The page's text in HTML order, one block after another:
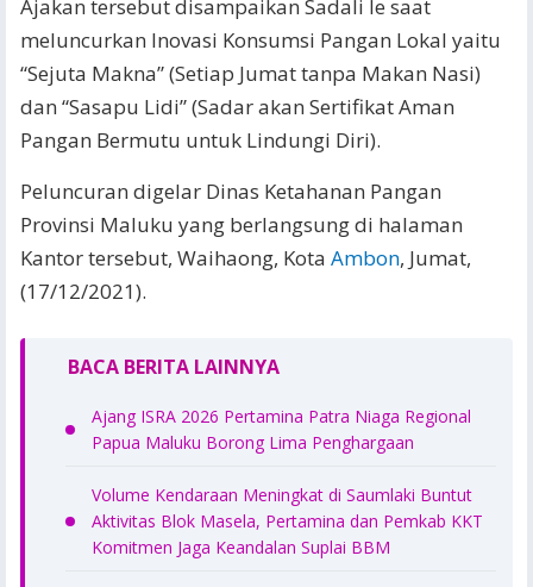
Ajakan tersebut disampaikan Sadali Ie saat
meluncurkan Inovasi Konsumsi Pangan Lokal yaitu
“Sejuta Makna” (Setiap Jumat tanpa Makan Nasi)
dan “Sasapu Lidi” (Sadar akan Sertifikat Aman
Pangan Bermutu untuk Lindungi Diri).
Peluncuran digelar Dinas Ketahanan Pangan
Provinsi Maluku yang berlangsung di halaman
Kantor tersebut, Waihaong, Kota Ambon, Jumat,
(17/12/2021).
BACA BERITA LAINNYA
Ajang ISRA 2026 Pertamina Patra Niaga Regional
Papua Maluku Borong Lima Penghargaan
Volume Kendaraan Meningkat di Saumlaki Buntut
Aktivitas Blok Masela, Pertamina dan Pemkab KKT
Komitmen Jaga Keandalan Suplai BBM